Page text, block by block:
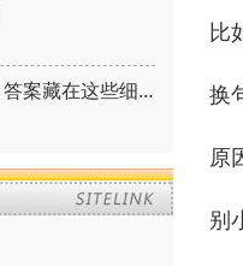
化粪池为何几十年都不用清理？答案藏在这些细节里！
比
换
原
别